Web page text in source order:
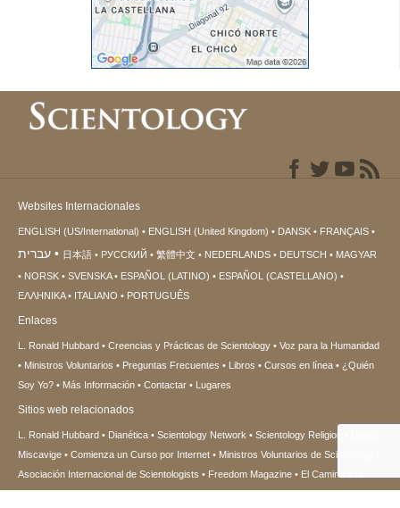
Websites Internacionales
ENGLISH (US/International) ENGLISH (United Kingdom) DANSK FRANÇAIS
עברית 日本語 РУССКИЙ 繁體中文 NEDERLANDS DEUTSCH
MAGYAR
NORSK
SVENSKA ESPAÑOL (LATINO)
ESPAÑOL (CASTELLANO)
ΕΛΛΗΝΙΚA
ITALIANO PORTUGUÊS
Enlaces
L. Ronald Hubbard Creencias y Prácticas de Scientology
Voz para la Humanidad
Ministros Voluntarios
Preguntas Frecuentes Libros Cursos en línea
¿Quién
Soy Yo?
Más Información Contactar Lugares
Sitios web relacionados
L. Ronald Hubbard Dianética Scientology Network Scientology Religion
Miscavige
Comienza un Curso por Internet
Ministros Voluntarios de Scientology
Asociación Internacional de Scientologists
Freedom Magazine
El Camino a la